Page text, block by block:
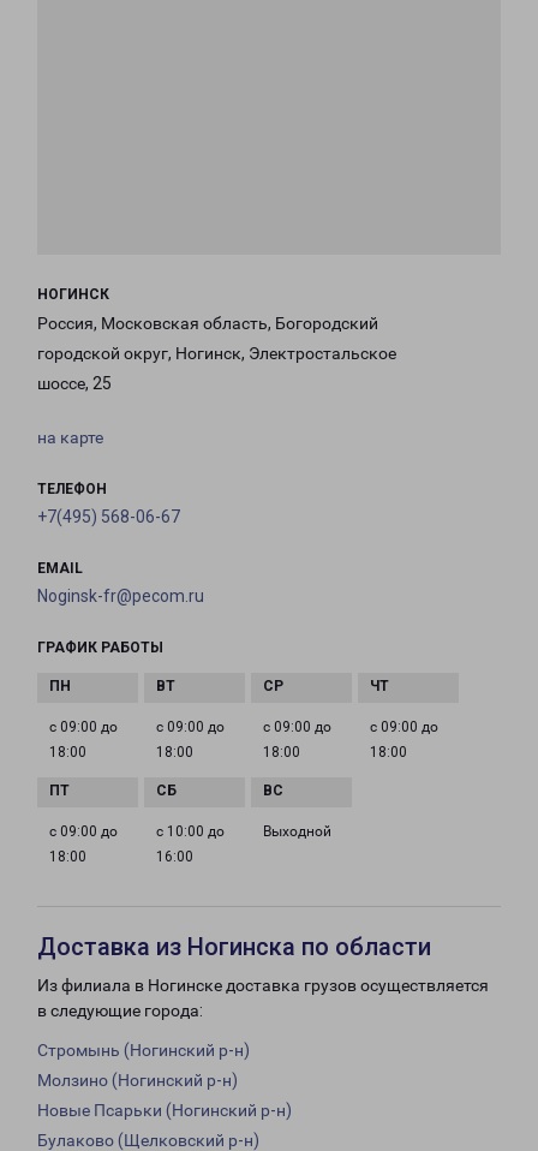
НОГИНСК
Россия, Московская область, Богородский
городской округ, Ногинск, Электростальское
шоссе, 25
на карте
ТЕЛЕФОН
+7(495) 568-06-67
EMAIL
Noginsk-fr@pecom.ru
ГРАФИК РАБОТЫ
с 09:00 до
18:00
с 09:00 до
18:00
с 09:00 до
18:00
с 09:00 до
18:00
с 09:00 до
18:00
с 10:00 до
16:00
Выходной
Доставка из Ногинска по области
Из филиала в Ногинске доставка грузов осуществляется
в следующие города:
Стромынь (Ногинский р-н)
Молзино (Ногинский р-н)
Новые Псарьки (Ногинский р-н)
Булаково (Щелковский р-н)